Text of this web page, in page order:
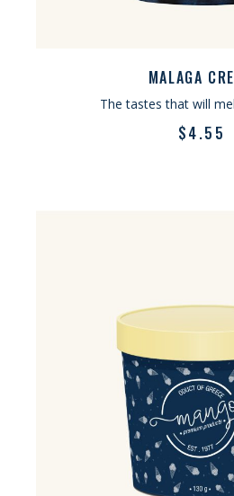
MALAGA
The tastes that will
$4.55